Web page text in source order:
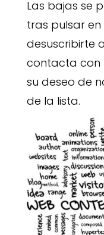
Las bajas se
tras pulsar
desuscribirte
contacta con
su deseo de
de la lista.